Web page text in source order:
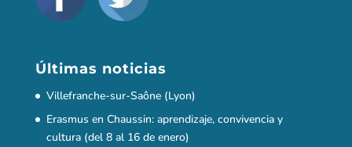
Últimas noticias
Villefranche-sur-Saône (Lyon)
Erasmus en Chaussin: aprendizaje, convivencia y
cultura (del 8 al 16 de enero)